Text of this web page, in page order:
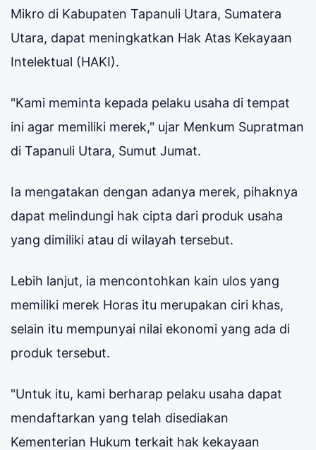
Mikro di Kabupaten Tapanuli Utara, Sumatera
Utara, dapat meningkatkan Hak Atas Kekayaan
Intelektual (HAKI).
"Kami meminta kepada pelaku usaha di tempat
ini agar memiliki merek," ujar Menkum Supratman
di Tapanuli Utara, Sumut Jumat.
Ia mengatakan dengan adanya merek, pihaknya
dapat melindungi hak cipta dari produk usaha
yang dimiliki atau di wilayah tersebut.
Lebih lanjut, ia mencontohkan kain ulos yang
memiliki merek Horas itu merupakan ciri khas,
selain itu mempunyai nilai ekonomi yang ada di
produk tersebut.
"Untuk itu, kami berharap pelaku usaha dapat
mendaftarkan yang telah disediakan
Kementerian Hukum terkait hak kekayaan